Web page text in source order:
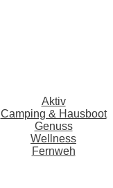
Aktiv
Camping & Hausboot
Genuss
Wellness
Fernweh